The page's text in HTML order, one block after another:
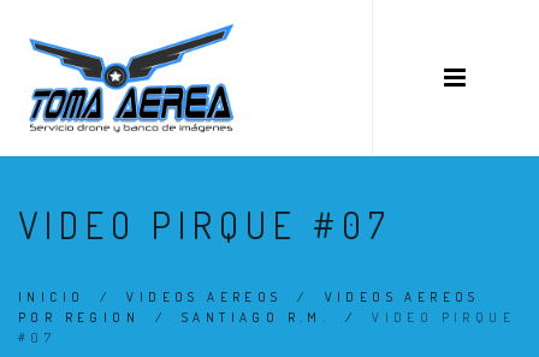
VIDEO PIRQUE #07
INICIO /VIDEOS AEREOS / VIDEOS AEREOS
POR REGION
/SANTIAGO R.M. /VIDEO PIRQUE
#07